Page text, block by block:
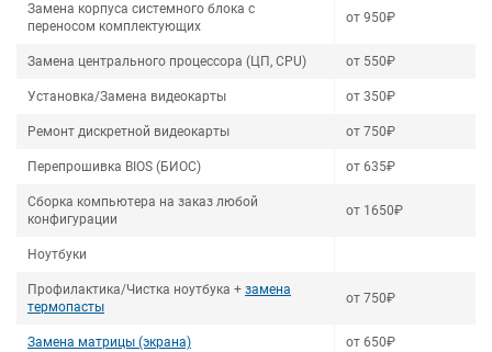
Замена корпуса системного блока с
переносом комплектующих
от 950₽
Замена центрального процессора (ЦП, CPU) от 550₽
Установка/Замена видеокарты от 350₽
Ремонт дискретной видеокарты от 750₽
Перепрошивка BIOS (БИОС) от 635₽
Сборка компьютера на заказ любой
конфигурации
от 1650₽
Ноутбуки
Профилактика/Чистка ноутбука + замена
термопасты
от 750₽
Замена матрицы (экрана) от 650₽